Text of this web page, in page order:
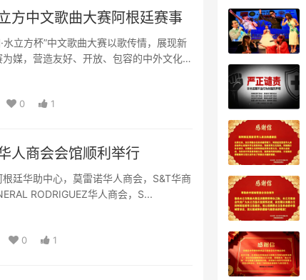
方中文歌曲大赛阿根廷赛事
立方杯”中文歌曲大赛以歌传情，展现新
媒，营造友好、开放、包容的中外文化交
0 1
人商会会馆顺利举行
廷华助中心，莫雷诺华人商会，S&T华商
RODRIGUEZ华人商会，S...
0 1